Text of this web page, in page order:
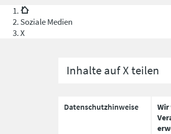
Soziale Medien
X
Inhalte auf X teilen
Datenschutzhinweise
Wir